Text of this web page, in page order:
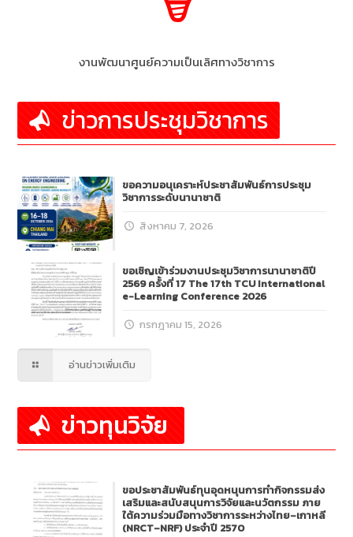
งานพัฒนาศูนย์ความเป็นเลิศทางวิชาการ
ข่าวการประชุมวิชาการ
ขอความอนุเคราะห์ประชาสัมพันธ์การประชุม
วิชาการระดับนานาชาติ
สิงหาคม 7, 2026
ขอเชิญเข้าร่วมงานประชุมวิชาการนานาชาติปี
2569 ครั้งที่ 17 The 17th TCU International
e-Learning Conference 2026
กรกฎาคม 15, 2026
อ่านข่าวเพิ่มเติม
ข่าวทุนวิจัย
ขอประชาสัมพันธ์ทุนอุดหนุนการทำกิจกรรมส่ง
เสริมและสนับสนุนการวิจัยและนวัตกรรม ภาย
ใต้ความร่วมมือทางวิชาการระหว่างไทย–เกาหลี
(NRCT–NRF) ประจำปี 2570